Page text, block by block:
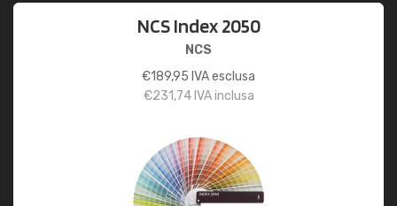
NCS Index 2050
NCS
€189,95 IVA esclusa
€231,74IVA inclusa